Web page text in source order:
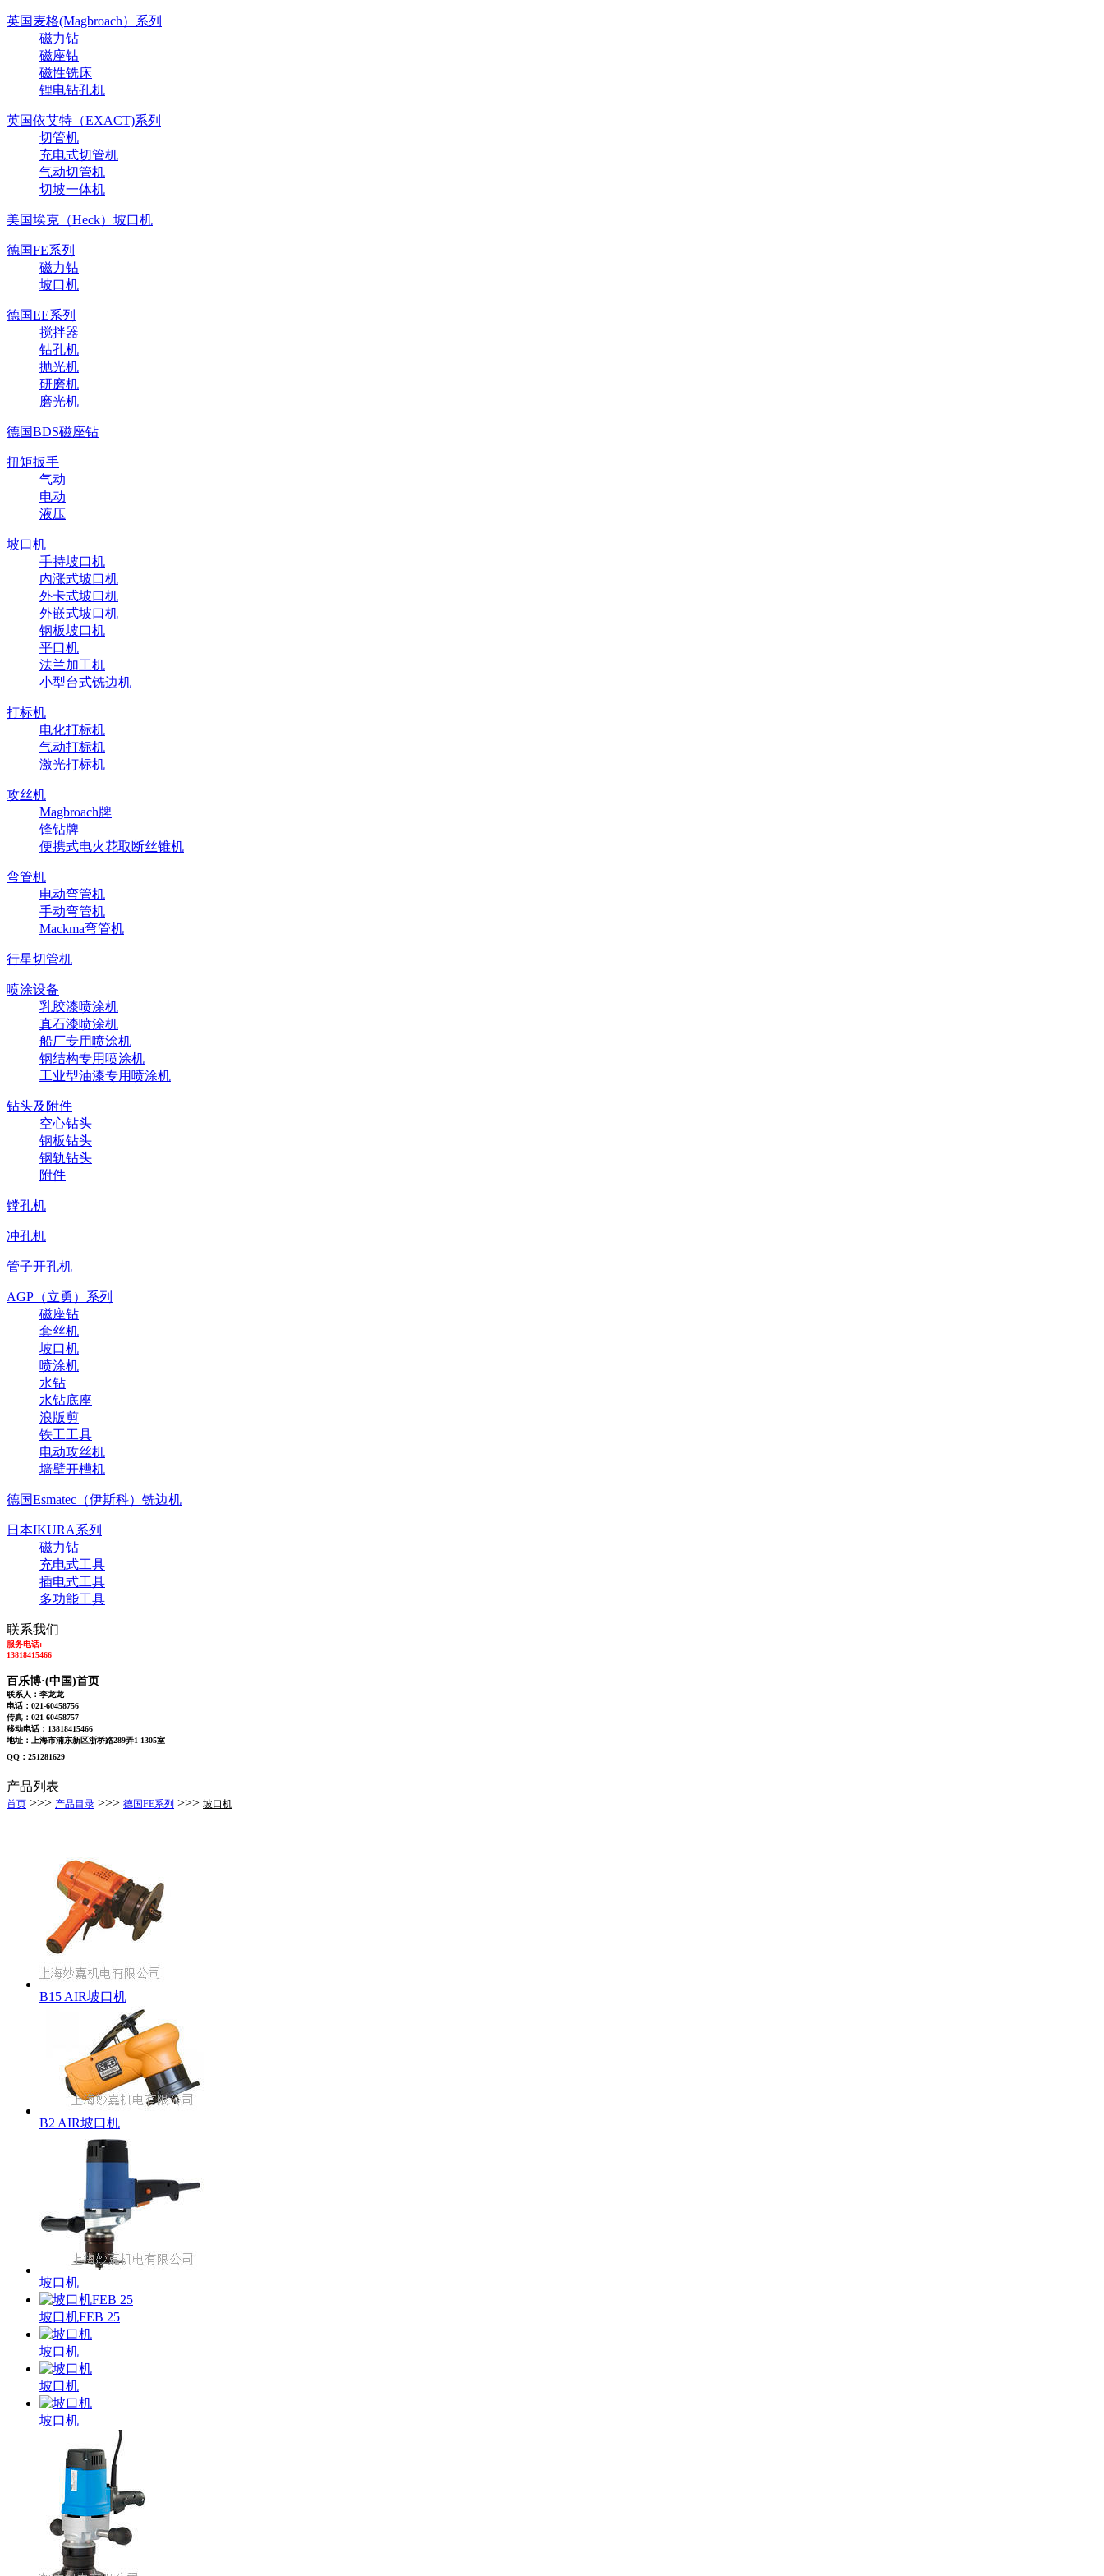
英国麦格(Magbroach）系列
磁力钻
磁座钻
磁性铣床
锂电钻孔机
英国依艾特（EXACT)系列
切管机
充电式切管机
气动切管机
切坡一体机
美国埃克（Heck）坡口机
德国FE系列
磁力钻
坡口机
德国EE系列
搅拌器
钻孔机
抛光机
研磨机
磨光机
德国BDS磁座钻
扭矩扳手
气动
电动
液压
坡口机
手持坡口机
内涨式坡口机
外卡式坡口机
外嵌式坡口机
钢板坡口机
平口机
法兰加工机
小型台式铣边机
打标机
电化打标机
气动打标机
激光打标机
攻丝机
Magbroach牌
锋钻牌
便携式电火花取断丝锥机
弯管机
电动弯管机
手动弯管机
Mackma弯管机
行星切管机
喷涂设备
乳胶漆喷涂机
真石漆喷涂机
船厂专用喷涂机
钢结构专用喷涂机
工业型油漆专用喷涂机
钻头及附件
空心钻头
钢板钻头
钢轨钻头
附件
镗孔机
冲孔机
管子开孔机
AGP（立勇）系列
磁座钻
套丝机
坡口机
喷涂机
水钻
水钻底座
浪版剪
铁工工具
电动攻丝机
墙壁开槽机
德国Esmatec（伊斯科）铣边机
日本IKURA系列
磁力钻
充电式工具
插电式工具
多功能工具
联系我们
服务电话:
13818415466
百乐博·(中国)首页
联系人：李龙龙
电话：021-60458756
传真：021-60458757
移动电话：13818415466
地址：上海市浦东新区浙桥路289弄1-1305室
QQ：251281629
产品列表
首页 >>> 产品目录 >>> 德国FE系列 >>> 坡口机
B15 AIR坡口机
B2 AIR坡口机
坡口机
坡口机FEB 25
坡口机
坡口机
坡口机